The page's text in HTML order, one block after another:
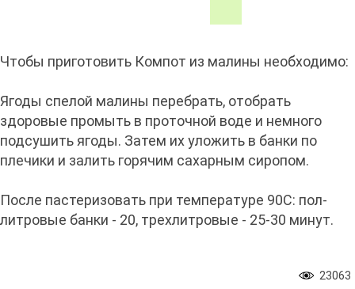
Чтобы приготовить Компот из малины необходимо:
Ягоды спелой малины перебрать, отобрать
здоровые промыть в проточной воде и немного
подсушить ягоды. Затем их уложить в банки по
плечики и залить горячим сахарным сиропом.
После пастеризовать при температуре 90С: пол-
литровые банки - 20, трехлитровые - 25-30 минут.
23063